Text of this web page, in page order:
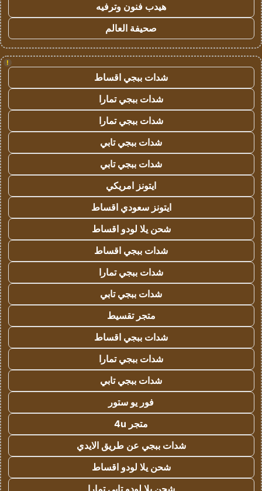
هيدب فنون وترفيه
صحيفة العالم
!
شدات ببجي اقساط
شدات ببجي تمارا
شدات ببجي تمارا
شدات ببجي تابي
شدات ببجي تابي
ايتونز امريكي
ايتونز سعودي اقساط
شحن يلا لودو اقساط
شدات ببجي اقساط
شدات ببجي تمارا
شدات ببجي تابي
متجر تقسيط
شدات ببجي اقساط
شدات ببجي تمارا
شدات ببجي تابي
فور يو ستور
متجر 4u
شدات ببجي عن طريق الايدي
شحن يلا لودو اقساط
شحن يلا لودو تابي تمارا